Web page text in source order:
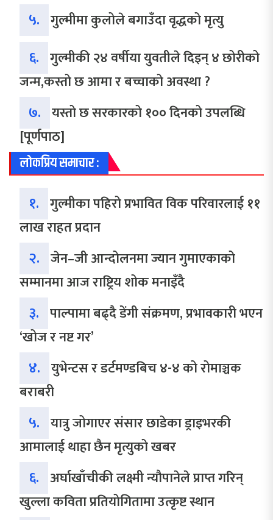
५. गुल्मीमा कुलोले बगाउँदा वृद्धको मृत्यु
६. गुल्मीकी २४ वर्षीया युवतीले दिइन् ४ छोरीको
जन्म,कस्तो छ आमा र बच्चाको अवस्था ?
७. यस्तो छ सरकारको १०० दिनको उपलब्धि
[पूर्णपाठ]
लोकप्रिय समाचार :
१. गुल्मीका पहिरो प्रभावित विक परिवारलाई ११
लाख राहत प्रदान
२. जेन–जी आन्दोलनमा ज्यान गुमाएकाको
सम्मानमा आज राष्ट्रिय शोक मनाइँदै
३. पाल्पामा बढ्दै डेंगी संक्रमण, प्रभावकारी भएन
‘खोज र नष्ट गर’
४. युभेन्टस र डर्टमण्डबिच ४-४ को रोमाञ्चक
बराबरी
५. यात्रु जोगाएर संसार छाडेका ड्राइभरकी
आमालाई थाहा छैन मृत्युको खबर
६. अर्घाखाँचीकी लक्ष्मी न्यौपानेले प्राप्त गरिन्
खुल्ला कविता प्रतियोगितामा उत्कृष्ट स्थान